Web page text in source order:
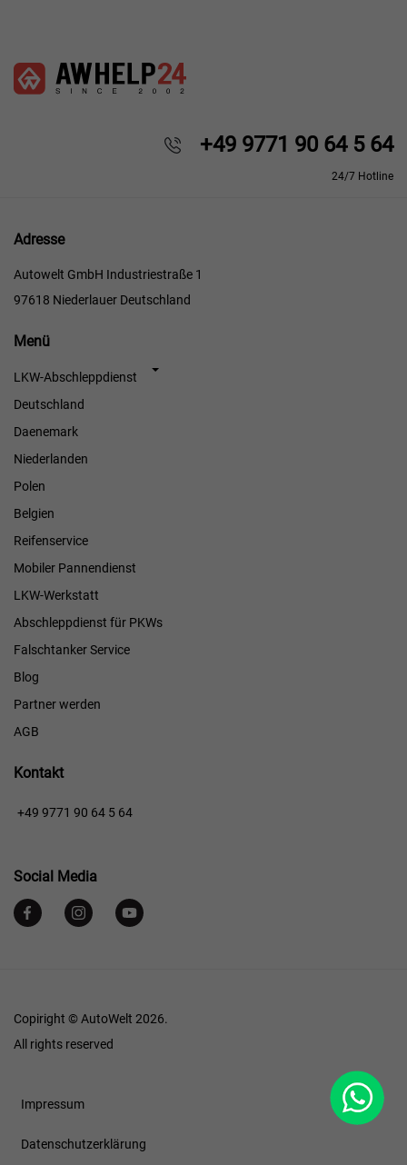
+49 9771 90 64 5 64
24/7 Hotline
Adresse
Autowelt GmbH Industriestraße 1
97618 Niederlauer Deutschland
Menü
Menü
LKW-Abschleppdienst
Deutschland
Daenemark
Niederlanden
Polen
Belgien
Reifenservice
Mobiler Pannendienst
LKW-Werkstatt
Abschleppdienst für PKWs
Falschtanker Service
Blog
Partner werden
AGB
Kontakt
+49 9771 90 64 5 64
Social Media
Copiright © AutoWelt 2026.
All rights reserved
WhatsApp
Footer
Impressum
Datenschutzerklärung